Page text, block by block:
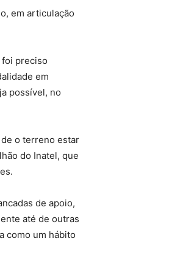
em articulação
foi preciso
em
possível, no
o terreno estar
do Inatel, que
de apoio,
até de outras
como um hábito